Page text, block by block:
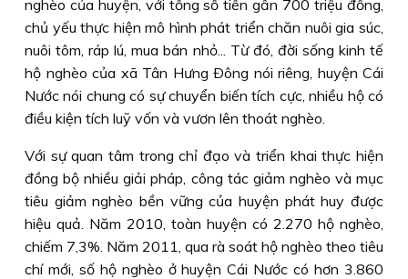
nghèo của huyện, với tổng số tiền gần 700 triệu đồng,
chủ yếu thực hiện mô hình phát triển chăn nuôi gia súc,
nuôi tôm, ráp lú, mua bán nhỏ... Từ đó, đời sống kinh tế
hộ nghèo của xã Tân Hưng Ðông nói riêng, huyện Cái
Nước nói chung có sự chuyển biến tích cực, nhiều hộ có
điều kiện tích luỹ vốn và vươn lên thoát nghèo.
Với sự quan tâm trong chỉ đạo và triển khai thực hiện
đồng bộ nhiều giải pháp, công tác giảm nghèo và mục
tiêu giảm nghèo bền vững của huyện phát huy được
hiệu quả. Năm 2010, toàn huyện có 2.270 hộ nghèo,
chiếm 7,3%. Năm 2011, qua rà soát hộ nghèo theo tiêu
chí mới, số hộ nghèo ở huyện Cái Nước có hơn 3.860